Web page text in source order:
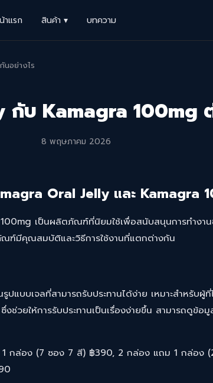
าแรก สินค้า ▾ บทความ
อย่างไร
กับ Kamagra 100mg
8 พฤษภาคม 2026
Oral Jelly และ Kamagra
เป็นผลิตภัณฑ์ที่นิยมใช้เพื่อสนับสนุนการทำงา
ฑ์มีคุณสมบัติและวิธีการใช้งานที่แตกต่างกัน
แบบเจลที่สามารถรับประทานได้ง่าย เหมาะสำหรับผู้
งช่วยให้การรับประทานเป็นเรื่องง่ายขึ้น สามารถดูข้อ
กล่อง (7 ซอง 7 สี) ฿390, 2 กล่อง แถม 1 กล่อง